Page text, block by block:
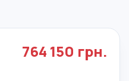
764 150 грн.